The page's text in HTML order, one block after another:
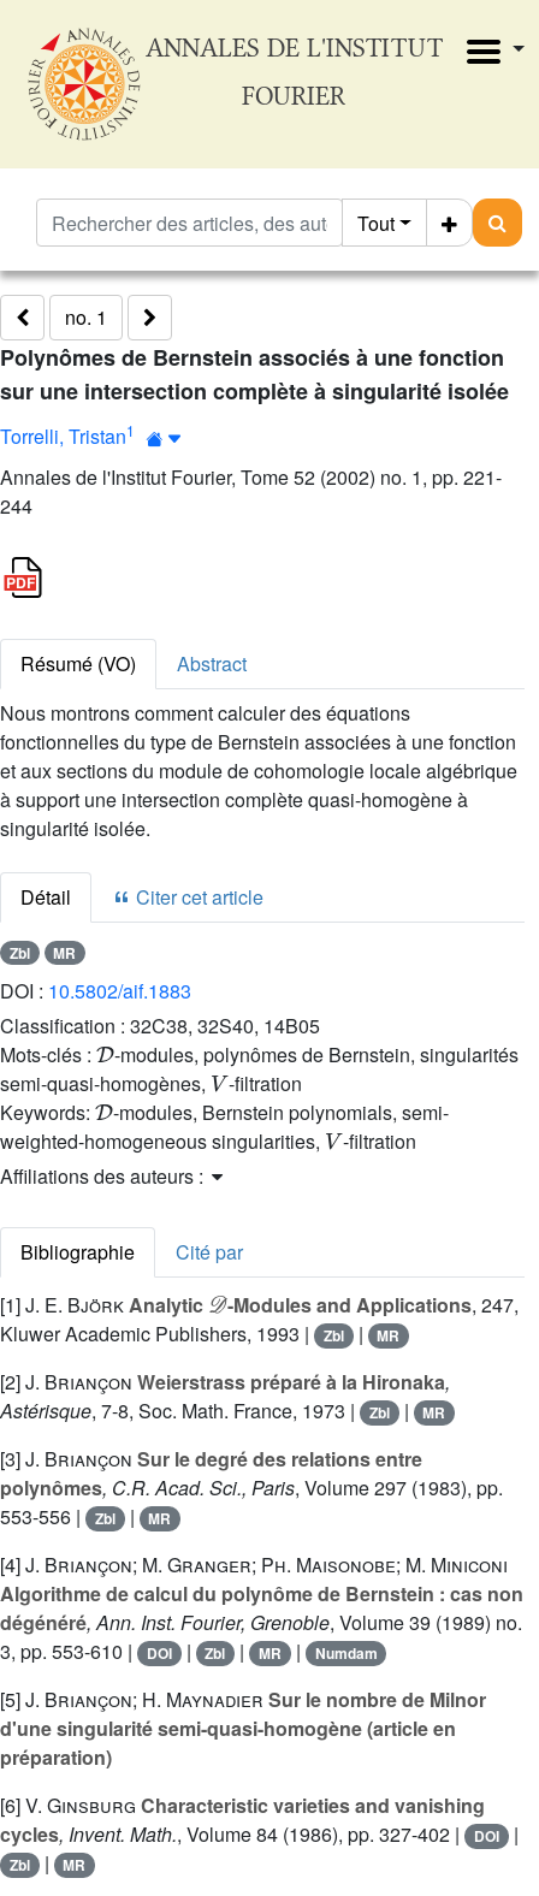
ANNALES DE L'INSTITUT
FOURIER
Tout
no. 1
Polynômes de Bernstein associés à une fonction
sur une intersection complète à singularité isolée
Torrelli, Tristan1
Annales de l'Institut Fourier, Tome 52 (2002) no. 1, pp. 221-
244
Résumé (VO)
Abstract
Nous montrons comment calculer des équations
fonctionnelles du type de Bernstein associées à une fonction
et aux sections du module de cohomologie locale algébrique
à support une intersection complète quasi-homogène à
singularité isolée.
Détail Citer cet article
Zbl MR
DOI : 10.5802/aif.1883
Classification : 32C38, 32S40, 14B05
Mots-clés :
D
-modules, polynômes de Bernstein, singularités
semi-quasi-homogènes,
V
-filtration
Keywords:
D
-modules, Bernstein polynomials, semi-
weighted-homogeneous singularities,
V
-filtration
Affiliations des auteurs :
Bibliographie
Cité par
[1]J. E. BjörkAnalytic
𝒟
-Modules and Applications, 247,
Kluwer Academic Publishers, 1993 |
Zbl | MR
[2]J. Briançon Weierstrass préparé à la Hironaka,
Astérisque, 7-8, Soc. Math. France, 1973 | Zbl | MR
[3]J. Briançon Sur le degré des relations entre
polynômes, C.R. Acad. Sci., Paris, Volume 297 (1983), pp.
553-556 |
Zbl | MR
[4]J. Briançon; M. Granger; Ph. Maisonobe; M. Miniconi
Algorithme de calcul du polynôme de Bernstein : cas non
dégénéré, Ann. Inst. Fourier, Grenoble, Volume 39 (1989) no.
3, pp. 553-610 |
DOI | Zbl | MR | Numdam
[5]J. Briançon; H. Maynadier Sur le nombre de Milnor
d'une singularité semi-quasi-homogène (article en
préparation)
[6]V. Ginsburg Characteristic varieties and vanishing
cycles, Invent. Math., Volume 84 (1986), pp. 327-402 | DOI |
Zbl | MR